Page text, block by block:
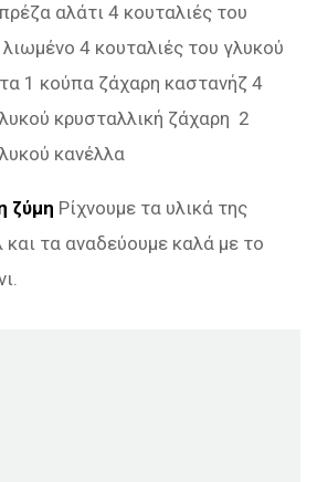
αλάτι 4 κουταλιές του
4 κουταλιές του γλυκού
1 κούπα ζάχαρη καστανήζ 4
κρυσταλλική ζάχαρη 2
κανέλλα
ζύμη Ρίχνουμε τα υλικά της
και τα αναδεύουμε καλά με το